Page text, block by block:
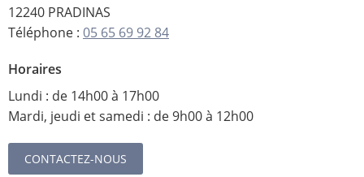
12240 PRADINAS
Téléphone : 05 65 69 92 84
Horaires
Lundi : de 14h00 à 17h00
Mardi, jeudi et samedi : de 9h00 à 12h00
CONTACTEZ-NOUS